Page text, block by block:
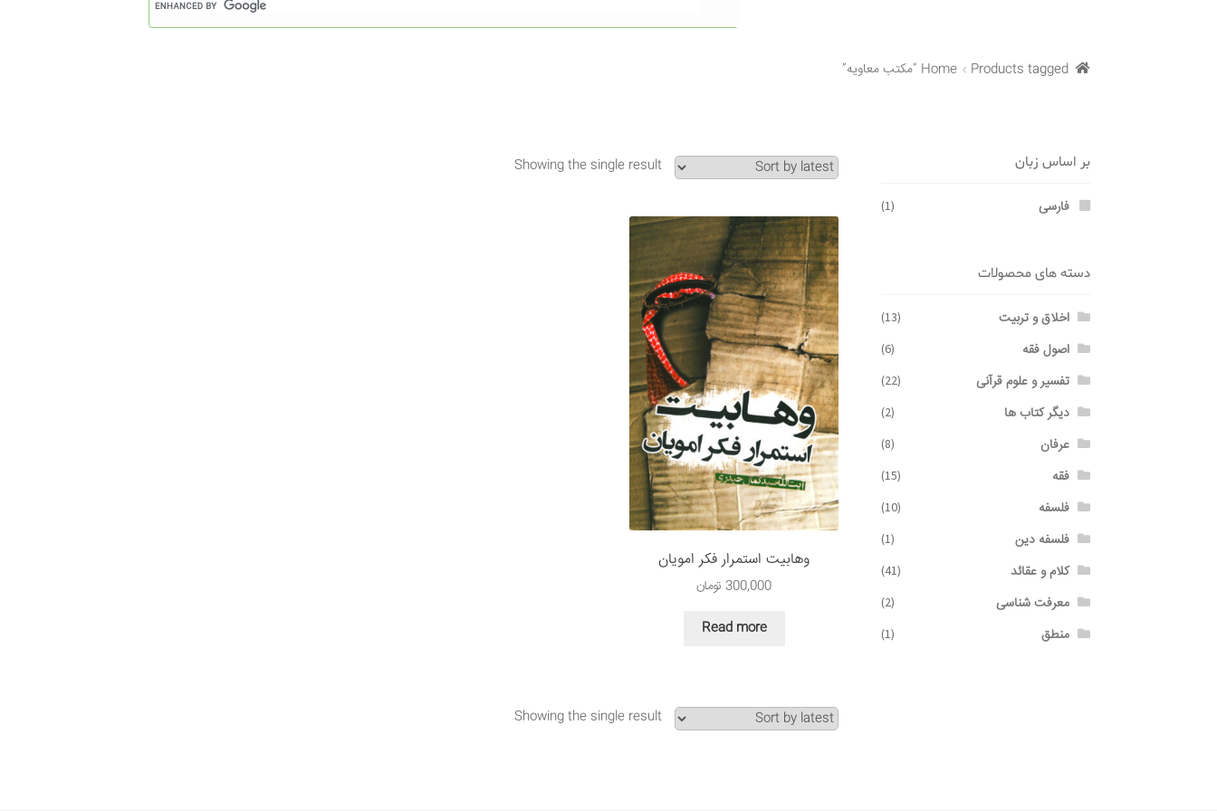
Home Products tagged “مکتب معاویه”
Showing the single result
وهابیت استمرار فکر امویان
300,000 تومان
Read more
Showing the single result
بر اساس زبان
فارسی (1)
دسته های محصولات
اخلاق و تربیت (13)
اصول فقه (6)
تفسیر و علوم قرآنی (22)
دیگر کتاب ها (2)
عرفان (8)
فقه (15)
فلسفه (10)
فلسفه دین (1)
کلام و عقائد (41)
معرفت شناسی (2)
منطق (1)